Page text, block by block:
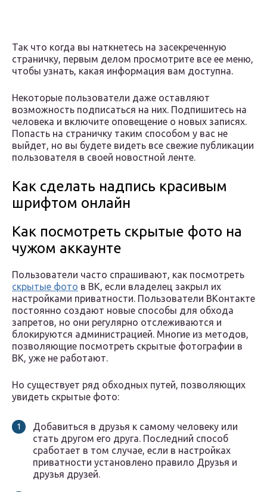
Так что когда вы наткнетесь на засекреченную
страничку, первым делом просмотрите все ее меню,
чтобы узнать, какая информация вам доступна.
Некоторые пользователи даже оставляют
возможность подписаться на них. Подпишитесь на
человека и включите оповещение о новых записях.
Попасть на страничку таким способом у вас не
выйдет, но вы будете видеть все свежие публикации
пользователя в своей новостной ленте.
Как сделать надпись красивым
шрифтом онлайн
Как посмотреть скрытые фото на
чужом аккаунте
Пользователи часто спрашивают, как посмотреть
скрытые фото в ВК, если владелец закрыл их
настройками приватности. Пользователи ВКонтакте
постоянно создают новые способы для обхода
запретов, но они регулярно отслеживаются и
блокируются администрацией. Многие из методов,
позволяющие посмотреть скрытые фотографии в
ВК, уже не работают.
Но существует ряд обходных путей, позволяющих
увидеть скрытые фото:
Добавиться в друзья к самому человеку или
стать другом его друга. Последний способ
сработает в том случае, если в настройках
приватности установлено правило Друзья и
друзья друзей.